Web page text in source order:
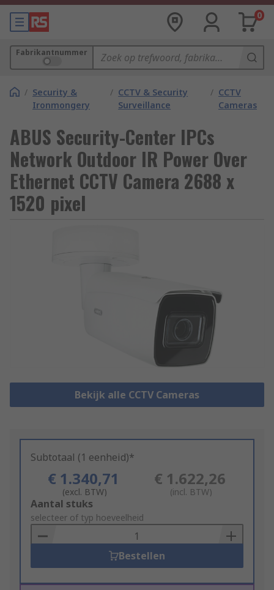
0
Fabrikantnummer
/ Security &
Ironmongery
/ CCTV & Security
Surveillance
/ CCTV
Cameras
ABUS Security-Center IPCs
Network Outdoor IR Power Over
Ethernet CCTV Camera 2688 x
1520 pixel
Bekijk alle CCTV Cameras
Subtotaal (1 eenheid)*
€ 1.340,71
(excl. BTW)
€ 1.622,26
(incl. BTW)
Add
to
Basket
Aantal stuks
selecteer of typ hoeveelheid
Bestellen